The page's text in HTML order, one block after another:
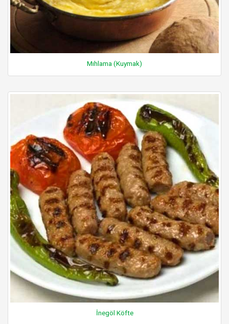
Mıhlama (Kuymak)
İnegöl Köfte